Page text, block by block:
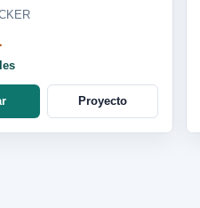
Cyclone, Pulverix,
silenciosa
Proyecto